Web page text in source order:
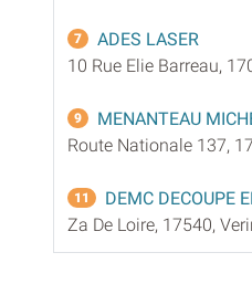
7
ADES LASER
10 Rue Elie Barreau,
9
MENANTEAU
Route Nationale 137,
11
DEMC DECOUPE
Za De Loire, 17540,